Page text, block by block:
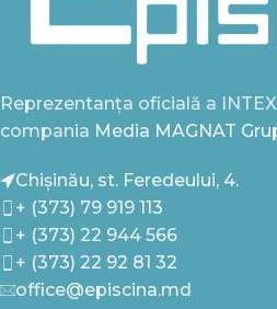
Reprezentanța oficială a
compania Media MAGNAT
Chișinău, st. Feredeului, 4.
+ (373) 79 919 113
+ (373) 22 944 566
+ (373) 22 92 81 32
office@episcina.md